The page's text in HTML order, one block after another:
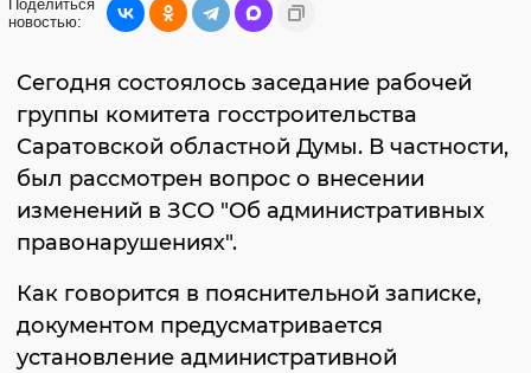
Поделиться
новостью:
Сегодня состоялось заседание рабочей
группы комитета госстроительства
Саратовской областной Думы. В частности,
был рассмотрен вопрос о внесении
изменений в ЗСО "Об административных
правонарушениях".
Как говорится в пояснительной записке,
документом предусматривается
установление административной